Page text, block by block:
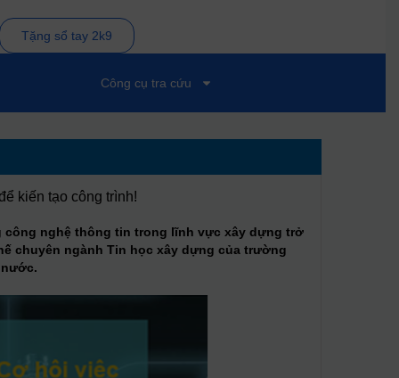
Tặng sổ tay 2k9
Công cụ tra cứu
kiến tạo công trình!
công nghệ thông tin trong lĩnh vực xây dựng trở
chuyên ngành Tin học xây dựng của trường